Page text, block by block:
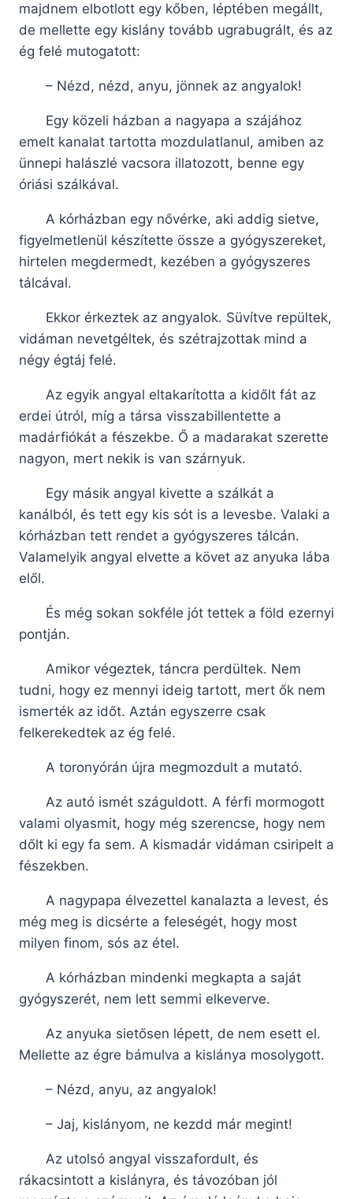
majdnem elbotlott egy kőben, léptében megállt,
de mellette egy kislány tovább ugrabugrált, és az
ég felé mutogatott:
– Nézd, nézd, anyu, jönnek az angyalok!
Egy közeli házban a nagyapa a szájához
emelt kanalat tartotta mozdulatlanul, amiben az
ünnepi halászlé vacsora illatozott, benne egy
óriási szálkával.
A kórházban egy nővérke, aki addig sietve,
figyelmetlenül készítette össze a gyógyszereket,
hirtelen megdermedt, kezében a gyógyszeres
tálcával.
Ekkor érkeztek az angyalok. Süvítve repültek,
vidáman nevetgéltek, és szétrajzottak mind a
négy égtáj felé.
Az egyik angyal eltakarította a kidőlt fát az
erdei útról, míg a társa visszabillentette a
madárfiókát a fészekbe. Ő a madarakat szerette
nagyon, mert nekik is van szárnyuk.
Egy másik angyal kivette a szálkát a
kanálból, és tett egy kis sót is a levesbe. Valaki a
kórházban tett rendet a gyógyszeres tálcán.
Valamelyik angyal elvette a követ az anyuka lába
elől.
És még sokan sokféle jót tettek a föld ezernyi
pontján.
Amikor végeztek, táncra perdültek. Nem
tudni, hogy ez mennyi ideig tartott, mert ők nem
ismerték az időt. Aztán egyszerre csak
felkerekedtek az ég felé.
A toronyórán újra megmozdult a mutató.
Az autó ismét száguldott. A férfi mormogott
valami olyasmit, hogy még szerencse, hogy nem
dőlt ki egy fa sem. A kismadár vidáman csiripelt a
fészekben.
A nagypapa élvezettel kanalazta a levest, és
még meg is dicsérte a feleségét, hogy most
milyen finom, sós az étel.
A kórházban mindenki megkapta a saját
gyógyszerét, nem lett semmi elkeverve.
Az anyuka sietősen lépett, de nem esett el.
Mellette az égre bámulva a kislánya mosolygott.
– Nézd, anyu, az angyalok!
– Jaj, kislányom, ne kezdd már megint!
Az utolsó angyal visszafordult, és
rákacsintott a kislányra, és távozóban jól